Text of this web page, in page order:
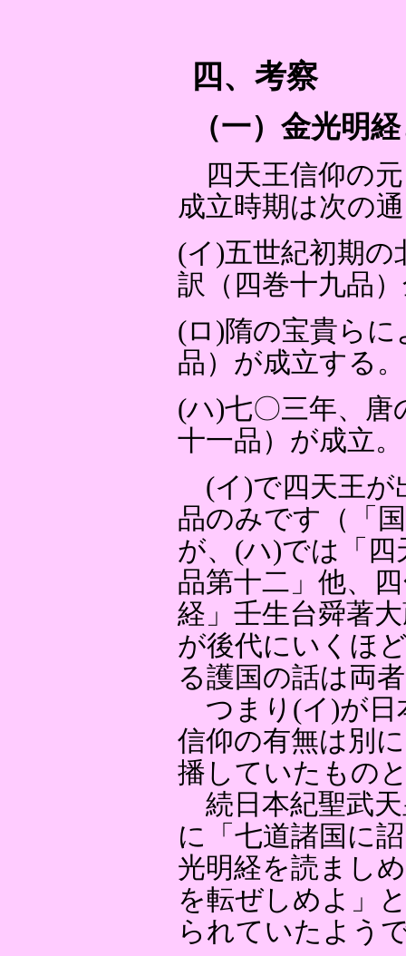
四、考察
（一）金光明
四天王信仰の
成立時期は次の
(イ)五世紀初期
訳（四巻十九品
(ロ)隋の宝貴らに
品）が成立する。
(ハ)七〇三年、唐
十一品）が成立。
(イ)で四天王が
品のみです（「
が、(ハ)では「四
品第十二」他、
経」壬生台舜著
が後代にいくほ
る護国の話は両
つまり(イ)が日
信仰の有無は別
播していたもの
続日本紀聖武天
に「七道諸国に
光明経を読まし
を転ぜしめよ」
られていたよう